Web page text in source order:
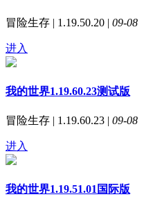
冒险生存 | 1.19.50.20 | 09-08
进入
我的世界1.19.60.23测试版
冒险生存 | 1.19.60.23 | 09-08
进入
我的世界1.19.51.01国际版